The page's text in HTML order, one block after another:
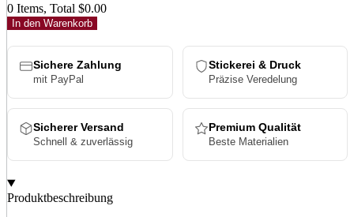
0 Items, Total $0.00
In den Warenkorb
Sichere Zahlung
mit PayPal
Stickerei & Druck
Präzise Veredelung
Sicherer Versand
Schnell & zuverlässig
Premium Qualität
Beste Materialien
Produktbeschreibung